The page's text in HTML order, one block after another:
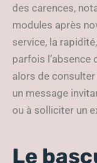
des carences,
modules après
service, la
parfois l’absence
alors de consulter
un message
ou à solliciter un
Le